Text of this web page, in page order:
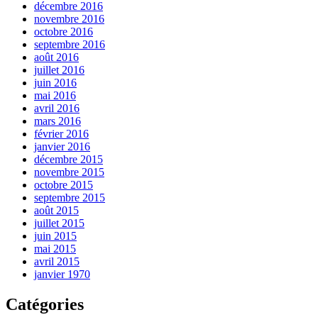
décembre 2016
novembre 2016
octobre 2016
septembre 2016
août 2016
juillet 2016
juin 2016
mai 2016
avril 2016
mars 2016
février 2016
janvier 2016
décembre 2015
novembre 2015
octobre 2015
septembre 2015
août 2015
juillet 2015
juin 2015
mai 2015
avril 2015
janvier 1970
Catégories